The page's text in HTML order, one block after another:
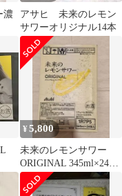
濃
アサヒ 未来のレモン
サワーオリジナル14本
¥5,800
未来のレモンサワー
ORIGINAL 345ml×24缶
入 アサヒ